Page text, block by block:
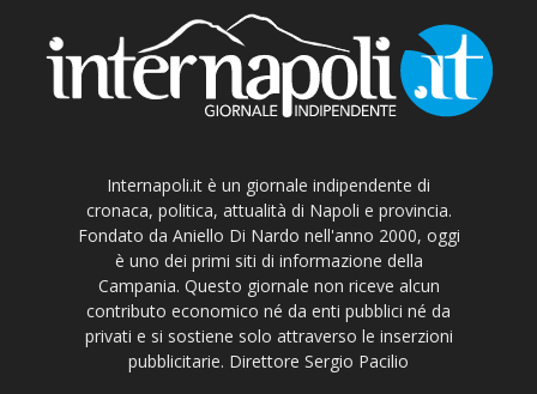
Internapoli.it è un giornale indipendente di
cronaca, politica, attualità di Napoli e provincia.
Fondato da Aniello Di Nardo nell'anno 2000, oggi
è uno dei primi siti di informazione della
Campania. Questo giornale non riceve alcun
contributo economico né da enti pubblici né da
privati e si sostiene solo attraverso le inserzioni
pubblicitarie. Direttore Sergio Pacilio